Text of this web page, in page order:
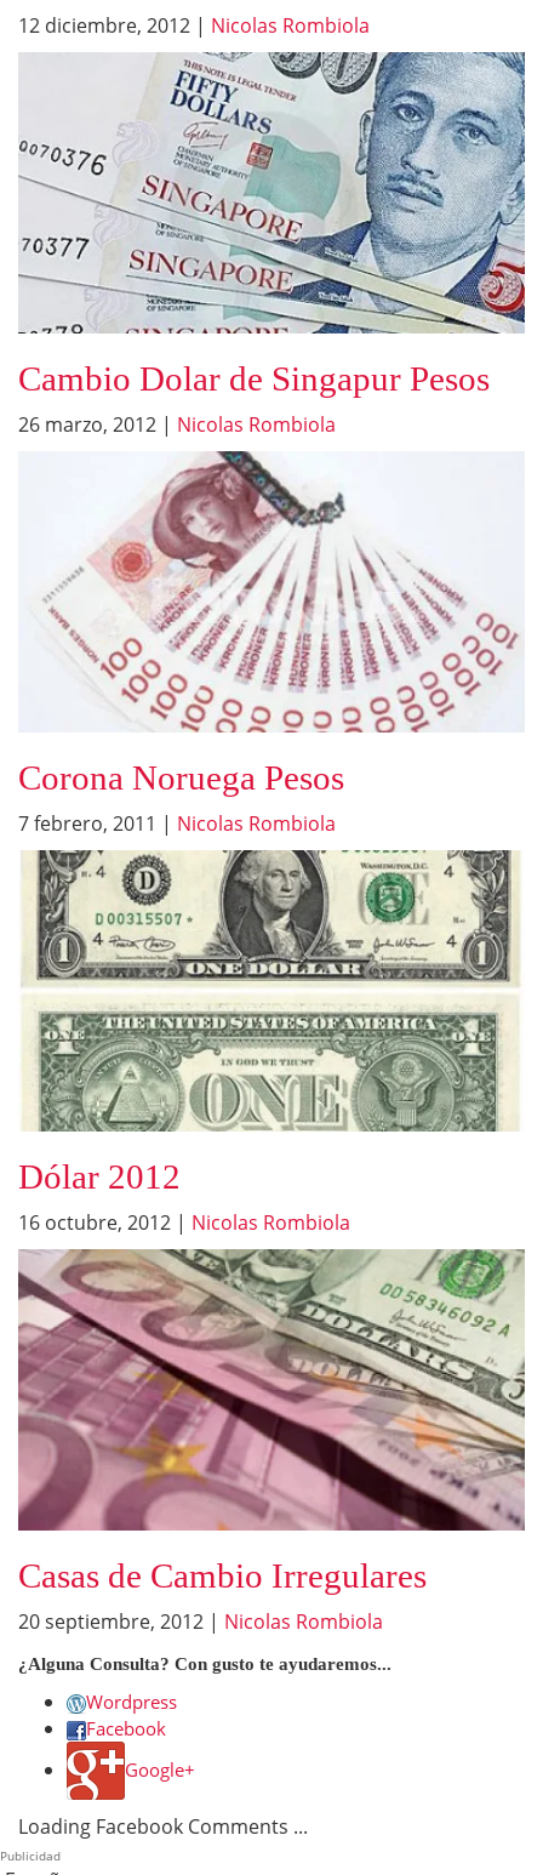
12 diciembre, 2012 | Nicolas Rombiola
Cambio Dolar de Singapur Pesos
26 marzo, 2012 | Nicolas Rombiola
Corona Noruega Pesos
7 febrero, 2011 | Nicolas Rombiola
Dólar 2012
16 octubre, 2012 | Nicolas Rombiola
Casas de Cambio Irregulares
20 septiembre, 2012 | Nicolas Rombiola
¿Alguna Consulta? Con gusto te ayudaremos...
Wordpress
Facebook
Google+
Loading Facebook Comments ...
Publicidad